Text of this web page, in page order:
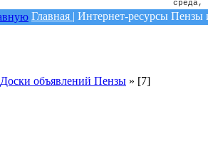
среда,
Главная | Интернет-ресурсы Пензы
Доски объявлений Пензы » [7]